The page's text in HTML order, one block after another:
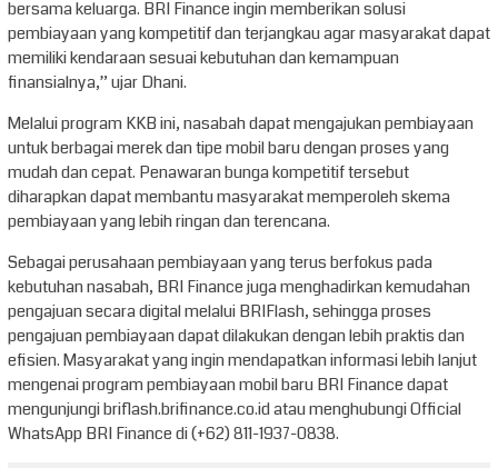
bersama keluarga. BRI Finance ingin memberikan solusi
pembiayaan yang kompetitif dan terjangkau agar masyarakat dapat
memiliki kendaraan sesuai kebutuhan dan kemampuan
finansialnya,” ujar Dhani.
Melalui program KKB ini, nasabah dapat mengajukan pembiayaan
untuk berbagai merek dan tipe mobil baru dengan proses yang
mudah dan cepat. Penawaran bunga kompetitif tersebut
diharapkan dapat membantu masyarakat memperoleh skema
pembiayaan yang lebih ringan dan terencana.
Sebagai perusahaan pembiayaan yang terus berfokus pada
kebutuhan nasabah, BRI Finance juga menghadirkan kemudahan
pengajuan secara digital melalui BRIFlash, sehingga proses
pengajuan pembiayaan dapat dilakukan dengan lebih praktis dan
efisien. Masyarakat yang ingin mendapatkan informasi lebih lanjut
mengenai program pembiayaan mobil baru BRI Finance dapat
mengunjungi briflash.brifinance.co.id atau menghubungi Official
WhatsApp BRI Finance di (+62) 811-1937-0838.